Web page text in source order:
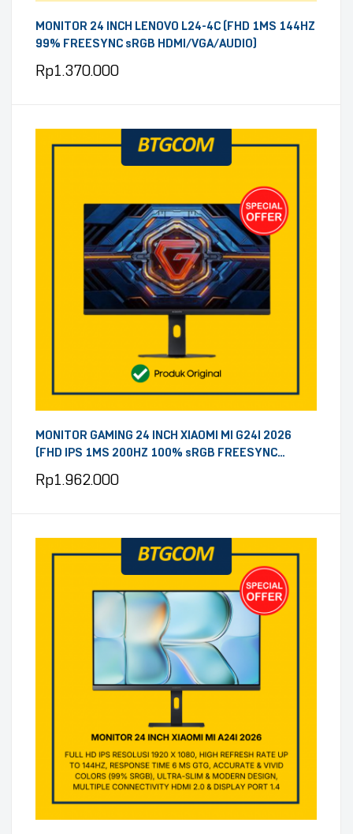
MONITOR 24 INCH LENOVO L24-4C (FHD 1MS 144HZ
99% FREESYNC sRGB HDMI/VGA/AUDIO)
Rp1.370.000
MONITOR GAMING 24 INCH XIAOMI MI G24I 2026
(FHD IPS 1MS 200HZ 100% sRGB FREESYNC
Rp1.962.000